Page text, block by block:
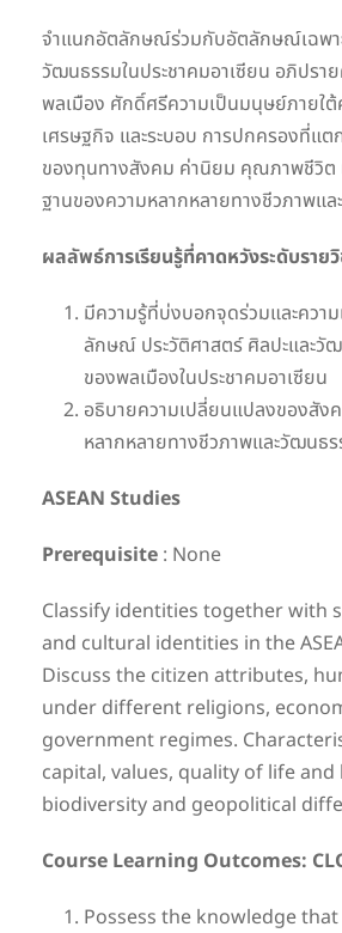
จำแนกอัตลักษณ์ร่วมกับอัตลักษณ์เฉพา
วัฒนธรรมในประชาคมอาเซียน อภิปร
พลเมือง ศักดิ์ศรีความเป็นมนุษย์ภายใต้
เศรษฐกิจ และระบอบ การปกครองที่แ
ของทุนทางสังคม ค่านิยม คุณภาพชีวิต
ฐานของความหลากหลายทางชีวภาพแ
ผลลัพธ์การเรียนรู้ที่คาดหวังระดับราย
มีความรู้ที่บ่งบอกจุดร่วมและควา
ลักษณ์ ประวัติศาสตร์ ศิลปะและวั
ของพลเมืองในประชาคมอาเซียน
อธิบายความเปลี่ยนแปลงของสัง
หลากหลายทางชีวภาพและวัฒนธ
ASEAN Studies
Prerequisite : None
Classify identities together with
and cultural identities in the
Discuss the citizen attributes,
under different religions,
government regimes.
capital, values, quality of life
biodiversity and geopolitical
Course Learning Outcomes:
Possess the knowledge